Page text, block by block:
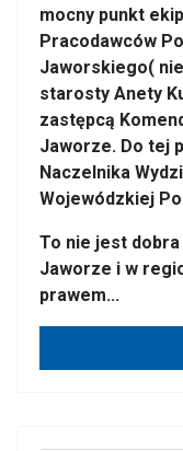
mocny punkt
Pracodawców
Jaworskiego(
starosty Anety
zastępcą
Jaworze. Do tej
Naczelnika
Wojewódzkiej
To nie jest
Jaworze i w
prawem...